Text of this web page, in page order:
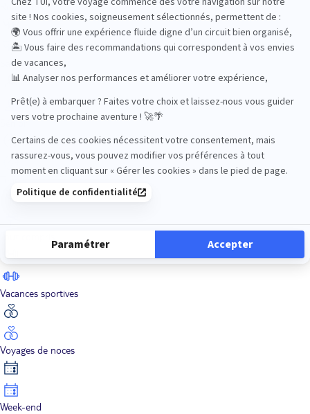
Road Trips
Safari
Sénior
Vacances sportives
Voyages de noces
Week-end